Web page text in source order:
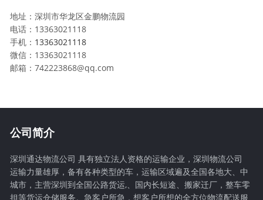
地址：深圳市华龙区金鹏物流园
电话：13363021118
手机： 13363021118
微信：13363021118
邮箱：742223868@qq.com
公司简介
深圳通达物流公司 具有独立法人资格的运输企业，深圳物流公司
运输力量雄厚，备有各种类型的车，运输区域遍及全国各地大、中
城市，主营深圳到全国公路货运,、国内长短途、搬家迁厂，整车零
担等货运仓储服务。急客户所急，想客户所想的全方位物流配送服